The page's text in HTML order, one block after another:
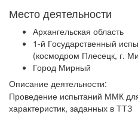
Место деятельности
Архангельская область
1-й Государственный
(космодром Плесецк, г.
Город Мирный
Описание деятельности:
Проведение испытаний ММК
характеристик, заданных в ТТЗ